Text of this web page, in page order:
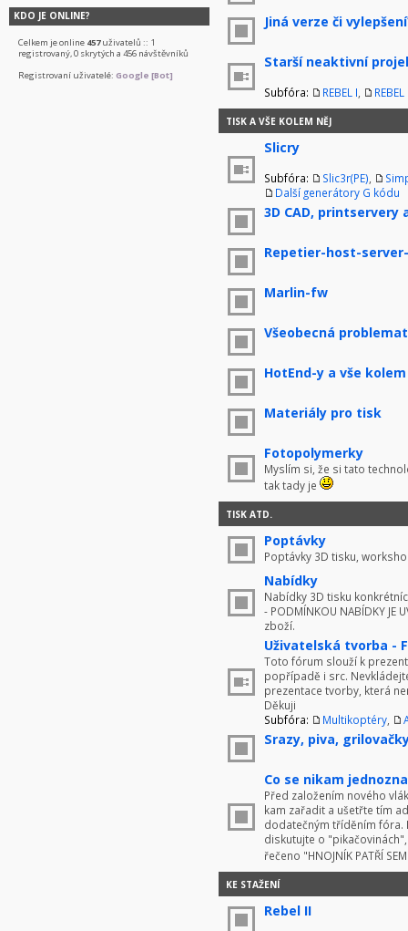
KDO JE ONLINE?
Celkem je online 457uživatelů :: 1
registrovaný, 0 skrytých a 456 návštěvníků
Registrovaní uživatelé: Google [Bot]
Jiná verze či
Starší neaktivní
Subfóra: REBEL I REBEL
TISK A VŠE KOLEM NĚJ
Slicry
Subfóra: Slic3r(PE)
Další generátory G kódu
3D CAD, printservery
Repetier-host-
Marlin-fw
Všeobecná
HotEnd-y a vše kolem
Materiály pro tisk
Fotopolymerky
Myslím si, že si tato
tak tady je
TISK ATD.
Poptávky
Poptávky 3D tisku,
Nabídky
Nabídky 3D tisku
- PODMÍNKOU NABÍDKY JE
zboží.
Uživatelská tvorba -
Toto fórum slouží k
popřípadě i src.
prezentace tvorby, která
Děkuji
Subfóra:
Multikoptéry
Srazy, piva,
Co se nikam
Před založením nového
kam zařadit a ušetřte tím
dodatečným tříděním fóra.
diskutujte o
řečeno "HNOJNÍK PATŘÍ
KE STAŽENÍ
Rebel II